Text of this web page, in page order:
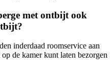
met ontbijt ook
inderdaad roomservice aan
de kamer kunt laten bezorgen